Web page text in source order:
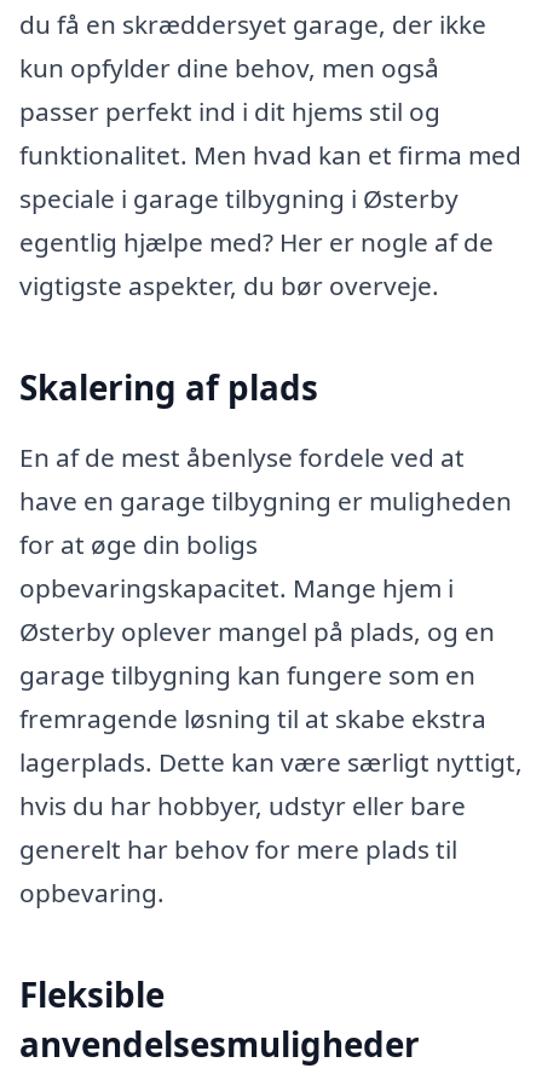
du få en skræddersyet garage, der ikke
kun opfylder dine behov, men også
passer perfekt ind i dit hjems stil og
funktionalitet. Men hvad kan et firma med
speciale i garage tilbygning i Østerby
egentlig hjælpe med? Her er nogle af de
vigtigste aspekter, du bør overveje.
Skalering af plads
En af de mest åbenlyse fordele ved at
have en garage tilbygning er muligheden
for at øge din boligs
opbevaringskapacitet. Mange hjem i
Østerby oplever mangel på plads, og en
garage tilbygning kan fungere som en
fremragende løsning til at skabe ekstra
lagerplads. Dette kan være særligt nyttigt,
hvis du har hobbyer, udstyr eller bare
generelt har behov for mere plads til
opbevaring.
Fleksible
anvendelsesmuligheder